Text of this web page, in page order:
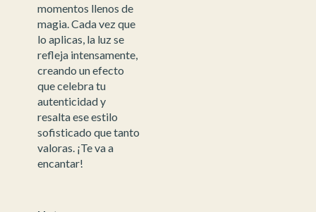
momentos llenos de
magia. Cada vez que
lo aplicas, la luz se
refleja intensamente,
creando un efecto
que celebra tu
autenticidad y
resalta ese estilo
sofisticado que tanto
valoras. ¡Te va a
encantar!